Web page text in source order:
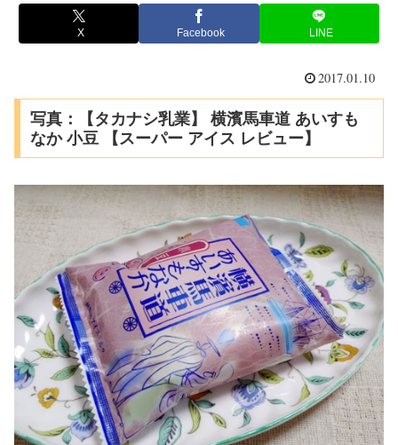
X Facebook LINE
2017.01.10
写真：【タカナシ乳業】 横濱馬車道 あいすも
なか 小豆 【スーパー アイス レビュー】